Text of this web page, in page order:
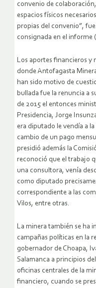
convenio de
espacios físicos
propias del convenio”,
consignada en el informe (
Los aportes financieros y
donde Antofagasta
han sido motivo de
bullada fue la renuncia a
de 2015 el entonces
Presidencia, Jorge
era diputado le vendía a
cambio de un pago
presidió además la
reconoció que el trabajo
una consultora, venía
como diputado
correspondiente a las
Vilos, entre otras.
La minera también se ha
campañas políticas en la
gobernador de Choapa,
Salamanca a principios
oficinas centrales de la
financiero, cuando se